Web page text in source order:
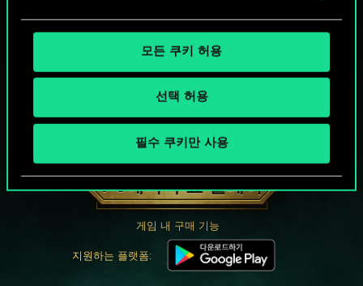
모든 쿠키 허용
선택 허용
필수 쿠키만 사용
궨트 한 판 어떠신가요?
PC에서 무료 플레이
게임 내 구매 기능
지원하는 플랫폼: